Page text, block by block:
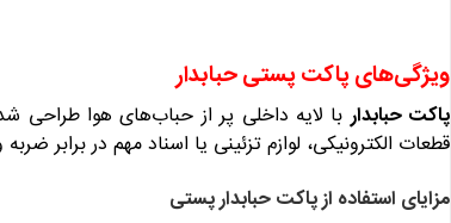
ویژگی‌های پاکت پستی حبابدار
پاکت حبابداربا لایه داخلی پر از حباب‌های هوا
قطعات الکترونیکی، لوازم تزئینی یا اسناد مهم در برابر
مزایای استفاده از پاکت حبابدار پستی